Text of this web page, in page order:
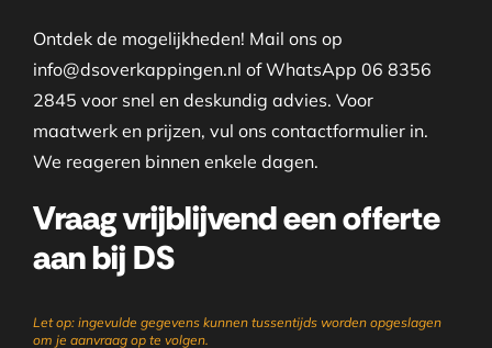
Ontdek de mogelijkheden! Mail ons op
info@dsoverkappingen.nl of WhatsApp 06 8356
2845 voor snel en deskundig advies. Voor
maatwerk en prijzen, vul ons contactformulier in.
We reageren binnen enkele dagen.
Vraag vrijblijvend een offerte
aan bij DS
Let op: ingevulde gegevens kunnen tussentijds worden opgeslagen
om je aanvraag op te volgen.